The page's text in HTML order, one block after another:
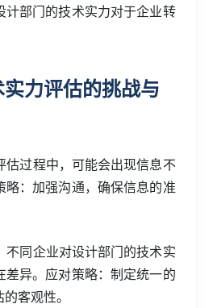
计部门的技术实力对于企业转
力评估的挑战与
估过程中，可能会出现信息不
略：加强沟通，确保信息的准
不同企业对设计部门的技术实
差异。应对策略：制定统一的
客观性。